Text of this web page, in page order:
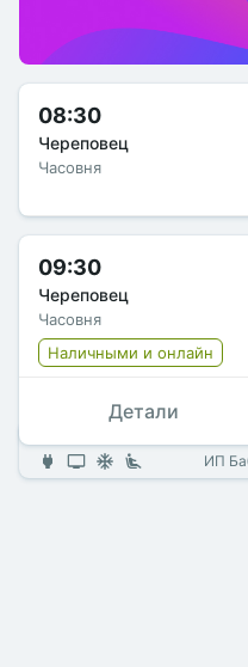
08:30
Череповец
Часовня
09:30
Череповец
Часовня
Наличными и онлайн
Детали
ИП